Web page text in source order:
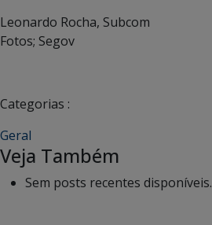
Leonardo Rocha, Subcom
Fotos; Segov
Categorias :
Geral
Veja Também
Sem posts recentes disponíveis.